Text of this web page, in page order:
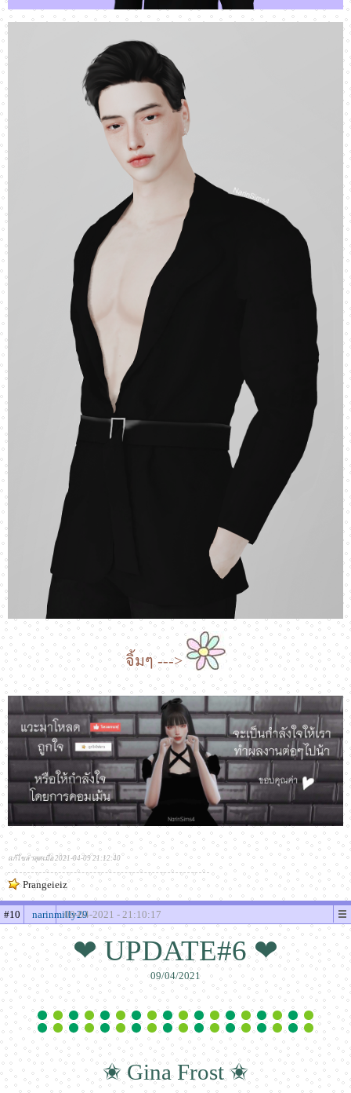
จิ้มๆ --->
แก้ไขล่าสุดเมื่อ 2021-04-09 21:12:40
Prangeieiz
#10 narinmilly2909-04-2021 - 21:10:17
❤ UPDATE#6 ❤
09/04/2021
✬ Gina Frost ✬